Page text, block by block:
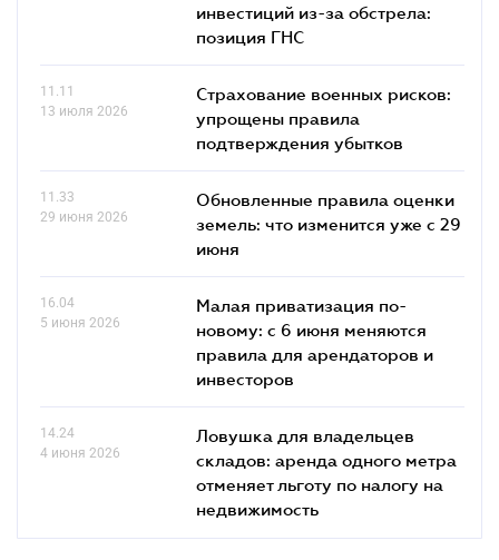
инвестиций из-за обстрела:
позиция ГНС
11.11
13 июля 2026
Страхование военных рисков:
упрощены правила
подтверждения убытков
11.33
29 июня 2026
Обновленные правила оценки
земель: что изменится уже с 29
июня
16.04
5 июня 2026
Малая приватизация по-
новому: с 6 июня меняются
правила для арендаторов и
инвесторов
14.24
4 июня 2026
Ловушка для владельцев
складов: аренда одного метра
отменяет льготу по налогу на
недвижимость